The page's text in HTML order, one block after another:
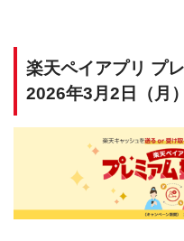
楽天ペイアプリ プ
2026年3月2日（月